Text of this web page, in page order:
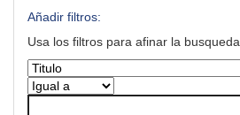
Añadir filtros:
Usa los filtros para afinar la busqueda.